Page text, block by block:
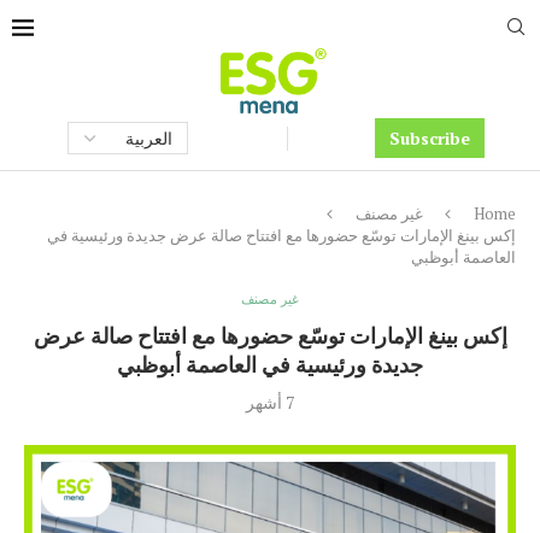
Subscribe
Home
غير مصنف
إكس بينغ الإمارات توسّع حضورها مع افتتاح صالة عرض جديدة ورئيسية في
العاصمة أبوظبي
غير مصنف
إكس بينغ الإمارات توسّع حضورها مع افتتاح صالة عرض
جديدة ورئيسية في العاصمة أبوظبي
7 أشهر